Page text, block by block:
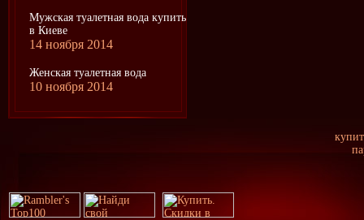
Мужская туалетная вода купить
в Киеве
14 ноября 2014
Женская туалетная вода
10 ноября 2014